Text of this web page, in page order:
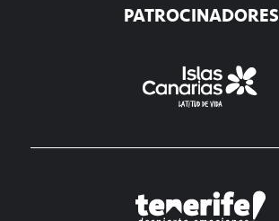
PATROCINADORES